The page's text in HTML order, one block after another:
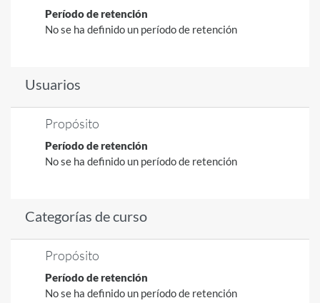
Período de retención
No se ha definido un período de retención
Usuarios
Propósito
Período de retención
No se ha definido un período de retención
Categorías de curso
Propósito
Período de retención
No se ha definido un período de retención